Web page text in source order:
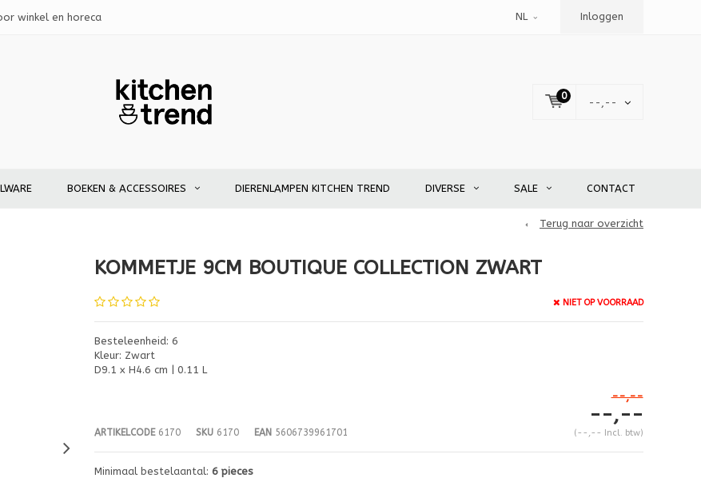
winkel en horeca NL Inloggen
0
--,--
BOEKEN & ACCESSOIRES DIERENLAMPEN KITCHEN TREND DIVERSE SALE CONTACT
Terug naar overzicht
KOMMETJE 9CM BOUTIQUE COLLECTION ZWART
NIET OP VOORRAAD
Besteleenheid: 6
Kleur: Zwart
D9.1 x H4.6 cm | 0.11 L
ARTIKELCODE6170 SKU6170 EAN5606739961701
--,--
--,--
(--,-- Incl. btw)
Minimaal bestelaantal: 6 pieces